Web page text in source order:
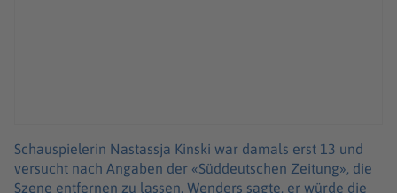
Schauspielerin Nastassja Kinski war damals erst 13 und
versucht nach Angaben der «Süddeutschen Zeitung», die
Szene entfernen zu lassen. Wenders sagte, er würde die